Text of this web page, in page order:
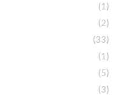
(1)
(2)
(33)
(1)
(5)
(3)